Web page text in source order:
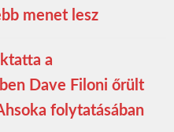
menet lesz
a
Dave Filoni őrült
folytatásában